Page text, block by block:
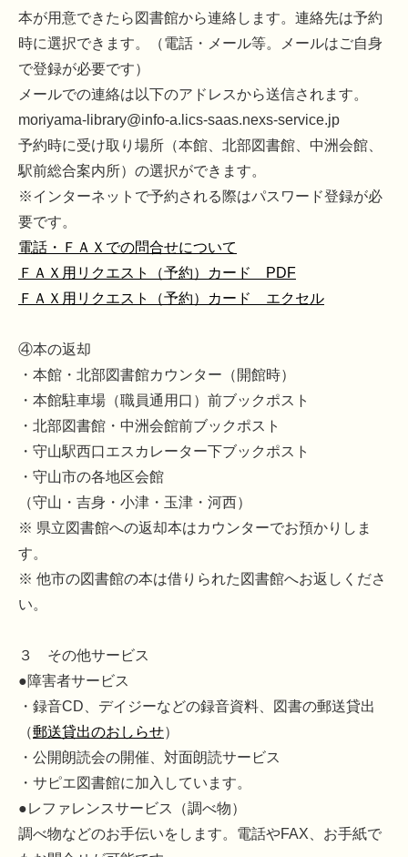
本が用意できたら図書館から連絡します。連絡先は予約
時に選択できます。（電話・メール等。メールはご自身
で登録が必要です）
メールでの連絡は以下のアドレスから送信されます。
moriyama-library@info-a.lics-saas.nexs-service.jp
予約時に受け取り場所（本館、北部図書館、中洲会館、
駅前総合案内所）の選択ができます。
※インターネットで予約される際はパスワード登録が必
要です。
電話・ＦＡＸでの問合せについて
ＦＡＸ用リクエスト（予約）カード PDF
ＦＡＸ用リクエスト（予約）カード エクセル
④本の返却
・本館・北部図書館カウンター（開館時）
・本館駐車場（職員通用口）前ブックポスト
・北部図書館・中洲会館前ブックポスト
・守山駅西口エスカレーター下ブックポスト
・守山市の各地区会館
（守山・吉身・小津・玉津・河西）
※ 県立図書館への返却本はカウンターでお預かりしま
す。
※ 他市の図書館の本は借りられた図書館へお返しくださ
い。
３ その他サービス
●障害者サービス
・録音CD、デイジーなどの録音資料、図書の郵送貸出
（郵送貸出のおしらせ）
・公開朗読会の開催、対面朗読サービス
・サピエ図書館に加入しています。
●レファレンスサービス（調べ物）
調べ物などのお手伝いをします。電話やFAX、お手紙で